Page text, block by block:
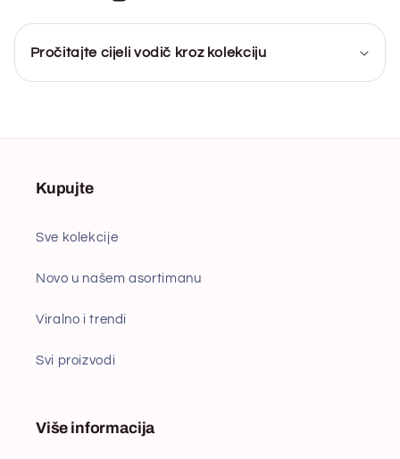
Pročitajte cijeli vodič kroz kolekciju
Kupujte
Sve kolekcije
Novo u našem asortimanu
Viralno i trendi
Svi proizvodi
Više informacija